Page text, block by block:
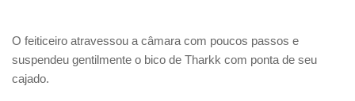
O feiticeiro atravessou a câmara com poucos passos e
suspendeu gentilmente o bico de Tharkk com ponta de seu
cajado.